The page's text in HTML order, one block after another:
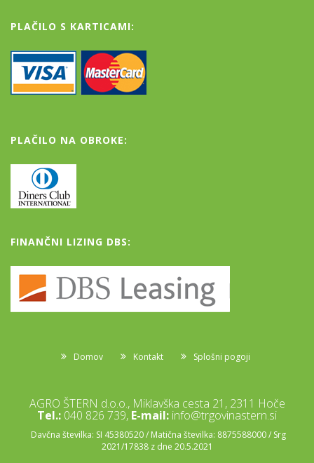
PLAČILO S KARTICAMI:
PLAČILO NA OBROKE:
FINANČNI LIZING DBS:
Domov Kontakt Splošni pogoji
AGRO ŠTERN d.o.o., Miklavška cesta 21, 2311 Hoče
Tel.: 040 826 739, E-mail: info@trgovinastern.si
Davčna številka: SI 45380520 / Matična številka: 8875588000 / Srg
2021/17838 z dne 20.5.2021